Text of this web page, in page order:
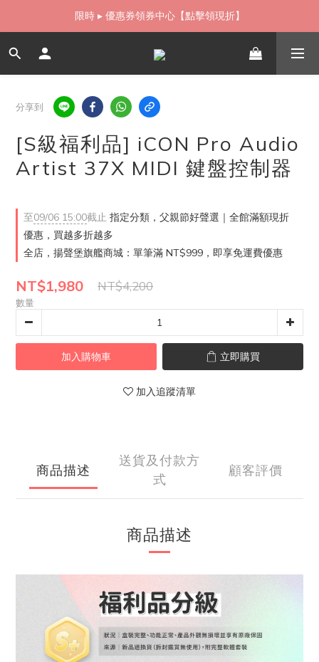
如需當日配送貨海外寄送，歡迎直接與我們聯繫
如需當日配送貨海外寄送，歡迎直接與我們聯繫
分享到
[S級福利品] iCON Pro Audio
Artist 37X MIDI 鍵盤控制器
至09/06 15:00截止 指定分類，父親節好聲選｜全館滿額現折
優惠，買越多折越多
全店，揚聲堡旗艦商城：單筆滿 NT$999，即享免運費優惠
NT$1,980 NT$4,200
數量
加入購物車 立即購買
加入追蹤清單
商品描述
送貨及付款方
式
顧客評價
商品描述